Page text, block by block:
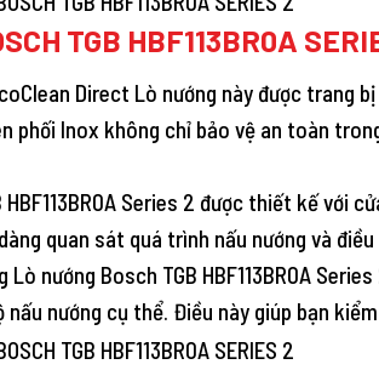
TGB HBF113BR0A
Direct Lò nướng này được trang
phối Inox không chỉ bảo vệ an toàn
Series 2 được thiết kế với
quan sát quá trình nấu nướng và
nướng Bosch TGB HBF113BR0A
nướng cụ thể. Điều này giúp bạn